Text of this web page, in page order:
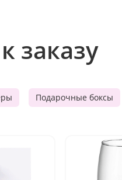
заказу
Подарочные боксы